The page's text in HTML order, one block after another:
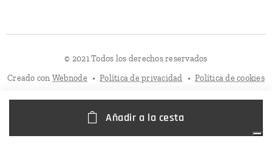
Añadir a la cesta
© 2021 Todos los derechos reservados
Creado con Webnode Política de privacidad Política de cookies